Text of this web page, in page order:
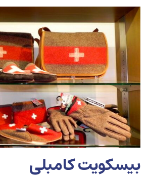
بیسکویت کامبلی